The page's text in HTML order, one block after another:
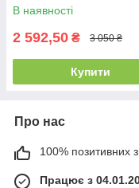
В наявності
2 592,50 ₴ 3 050 ₴
Купити
Про нас
100% позитивних з
Працює з